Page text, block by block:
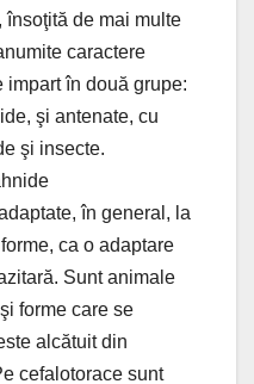
însoţită de mai multe
caractere
impart în două grupe:
şi antenate, cu
şi insecte.
în general, la
ca o adaptare
Sunt animale
forme care se
alcătuit din
cefalotorace sunt